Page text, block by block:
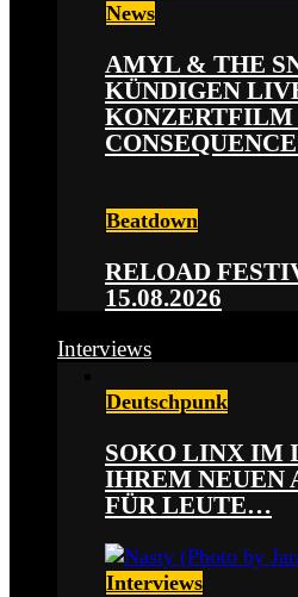
News
AMYL & THE
KÜNDIGEN
KONZERTFILM
Beatdown
RELOAD
15.08.2026
Interviews
Deutschpunk
SOKO LINX IM
IHREM NEUEN
FÜR LEUTE…
Interviews